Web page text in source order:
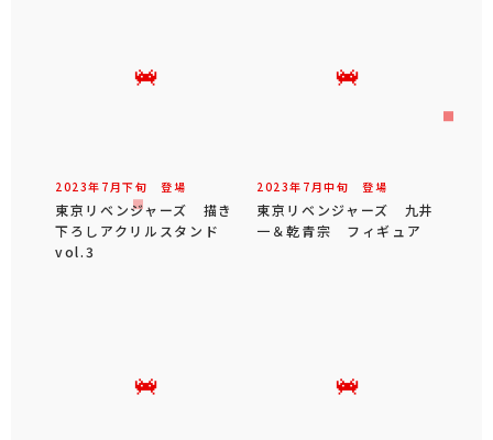
2023年 7 月下旬 登場
東京リベンジャーズ 描き
下ろしアクリルスタンド
vol.3
2023年 7 月中旬 登場
東京リベンジャーズ 九井
一＆乾青宗 フィギュア